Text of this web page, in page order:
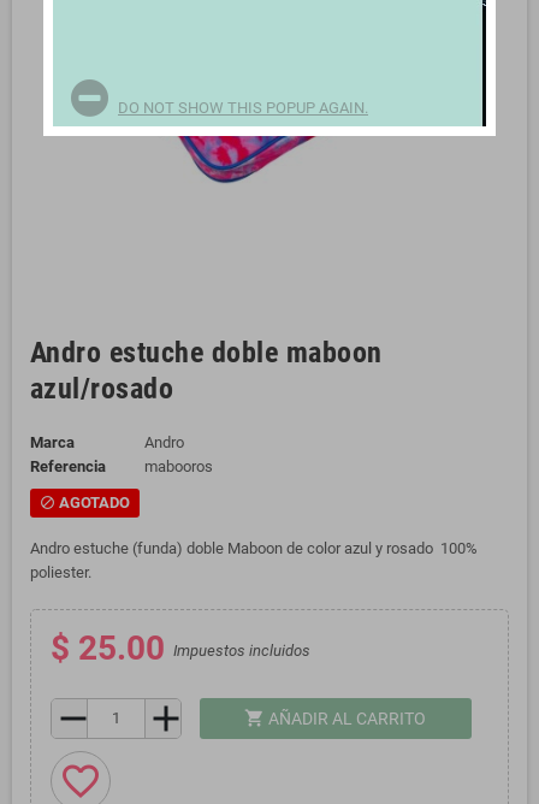
Andro estuche doble maboon
azul/rosado
Marca
Andro
Referencia
mabooros
block AGOTADO
Andro estuche (funda) doble Maboon de color azul y rosado 100%
poliester.
$ 25.00 Impuestos incluidos
remove add shopping_cart AÑADIR AL CARRITO
favorite_border
DO NOT SHOW THIS POPUP AGAIN.